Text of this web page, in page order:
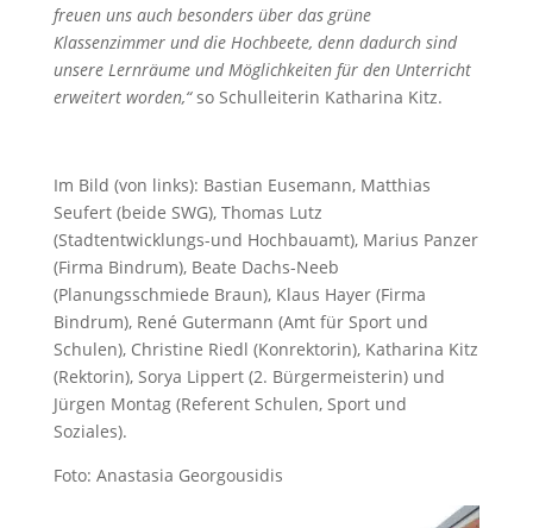
freuen uns auch besonders über das grüne
Klassenzimmer und die Hochbeete, denn dadurch sind
unsere Lernräume und Möglichkeiten für den Unterricht
erweitert worden,“so Schulleiterin Katharina Kitz.
Im Bild (von links): Bastian Eusemann, Matthias
Seufert (beide SWG), Thomas Lutz
(Stadtentwicklungs-und Hochbauamt), Marius Panzer
(Firma Bindrum), Beate Dachs-Neeb
(Planungsschmiede Braun), Klaus Hayer (Firma
Bindrum), René Gutermann (Amt für Sport und
Schulen), Christine Riedl (Konrektorin), Katharina Kitz
(Rektorin), Sorya Lippert (2. Bürgermeisterin) und
Jürgen Montag (Referent Schulen, Sport und
Soziales).
Foto: Anastasia Georgousidis